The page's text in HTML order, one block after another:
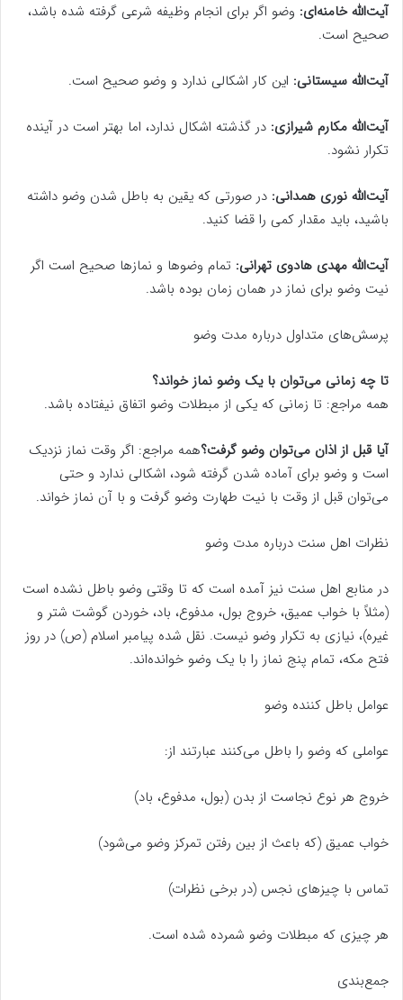
آیت‌الله خامنه‌ای: وضو اگر برای انجام وظیفه شرعی گرفته شده باشد،
صحیح است.
آیت‌الله سیستانی: این کار اشکالی ندارد و وضو صحیح است.
آیت‌الله مکارم شیرازی: در گذشته اشکال ندارد، اما بهتر است در آینده
تکرار نشود.
آیت‌الله نوری همدانی: در صورتی که یقین به باطل شدن وضو داشته
باشید، باید مقدار کمی را قضا کنید.
آیت‌الله مهدی هادوی تهرانی: تمام وضوها و نمازها صحیح است اگر
نیت وضو برای نماز در همان زمان بوده باشد.
پرسش‌های متداول درباره مدت وضو
تا چه زمانی می‌توان با یک وضو نماز خواند؟
همه مراجع: تا زمانی که یکی از مبطلات وضو اتفاق نیفتاده باشد.
آیا قبل از اذان می‌توان وضو گرفت؟همه مراجع: اگر وقت نماز نزدیک
است و وضو برای آماده شدن گرفته شود، اشکالی ندارد و حتی
می‌توان قبل از وقت با نیت طهارت وضو گرفت و با آن نماز خواند.
نظرات اهل سنت درباره مدت وضو
در منابع اهل سنت نیز آمده است که تا وقتی وضو باطل نشده است
(مثلاً با خواب عمیق، خروج بول، مدفوع، باد، خوردن گوشت شتر و
غیره)، نیازی به تکرار وضو نیست. نقل شده پیامبر اسلام (ص) در روز
فتح مکه، تمام پنج نماز را با یک وضو خوانده‌اند.
عوامل باطل کننده وضو
عواملی که وضو را باطل می‌کنند عبارتند از:
خروج هر نوع نجاست از بدن (بول، مدفوع، باد)
خواب عمیق (که باعث از بین رفتن تمرکز وضو می‌شود)
تماس با چیزهای نجس (در برخی نظرات)
هر چیزی که مبطلات وضو شمرده شده است.
جمع‌بندی